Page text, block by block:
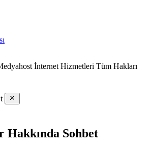
İnternet Hizmetleri Tüm Hakları
Sohbet